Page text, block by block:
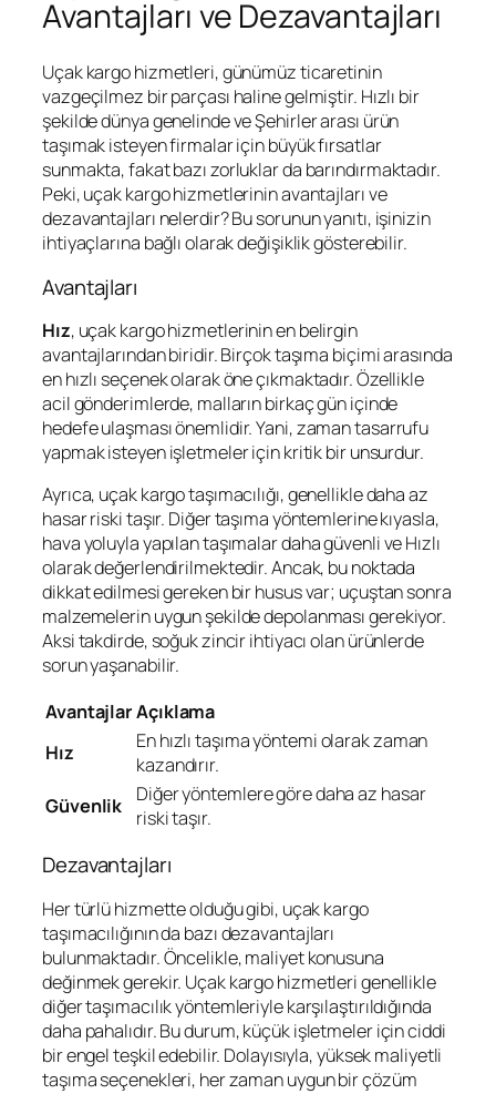
Avantajları ve Dezavantajları
Uçak kargo hizmetleri, günümüz ticaretinin
vazgeçilmez bir parçası haline gelmiştir. Hızlı bir
şekilde dünya genelinde ve Şehirler arası ürün
taşımak isteyen firmalar için büyük fırsatlar
sunmakta, fakat bazı zorluklar da barındırmaktadır.
Peki, uçak kargo hizmetlerinin avantajları ve
dezavantajları nelerdir? Bu sorunun yanıtı, işinizin
ihtiyaçlarına bağlı olarak değişiklik gösterebilir.
Avantajları
Hız, uçak kargo hizmetlerinin en belirgin
avantajlarından biridir. Birçok taşıma biçimi arasında
en hızlı seçenek olarak öne çıkmaktadır. Özellikle
acil gönderimlerde, malların birkaç gün içinde
hedefe ulaşması önemlidir. Yani, zaman tasarrufu
yapmak isteyen işletmeler için kritik bir unsurdur.
Ayrıca, uçak kargo taşımacılığı, genellikle daha az
hasar riski taşır. Diğer taşıma yöntemlerine kıyasla,
hava yoluyla yapılan taşımalar daha güvenli ve Hızlı
olarak değerlendirilmektedir. Ancak, bu noktada
dikkat edilmesi gereken bir husus var; uçuştan sonra
malzemelerin uygun şekilde depolanması gerekiyor.
Aksi takdirde, soğuk zincir ihtiyacı olan ürünlerde
sorun yaşanabilir.
AvantajlarAçıklama
Hız
En hızlı taşıma yöntemi olarak zaman
kazandırır.
Güvenlik
Diğer yöntemlere göre daha az hasar
riski taşır.
Dezavantajları
Her türlü hizmette olduğu gibi, uçak kargo
taşımacılığının da bazı dezavantajları
bulunmaktadır. Öncelikle, maliyet konusuna
değinmek gerekir. Uçak kargo hizmetleri genellikle
diğer taşımacılık yöntemleriyle karşılaştırıldığında
daha pahalıdır. Bu durum, küçük işletmeler için ciddi
bir engel teşkil edebilir. Dolayısıyla, yüksek maliyetli
taşıma seçenekleri, her zaman uygun bir çözüm